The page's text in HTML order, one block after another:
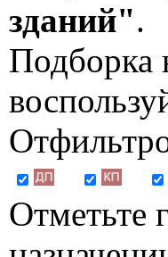
зданий".
Подборка
Отметьте